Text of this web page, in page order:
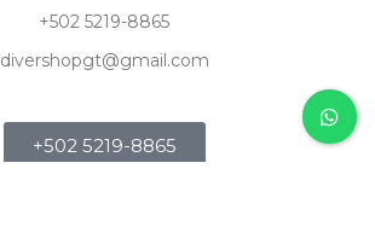
+502 5219-8865
divershopgt@gmail.com
+502 5219-8865